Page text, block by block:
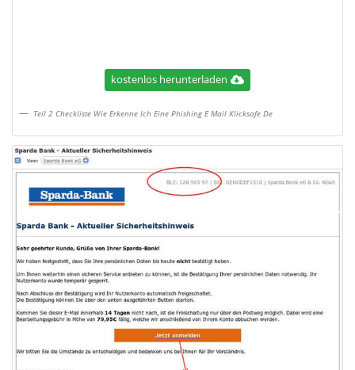
kostenlos herunterladen
Teil 2 Checkliste Wie Erkenne Ich Eine Phishing E Mail Klicksafe De